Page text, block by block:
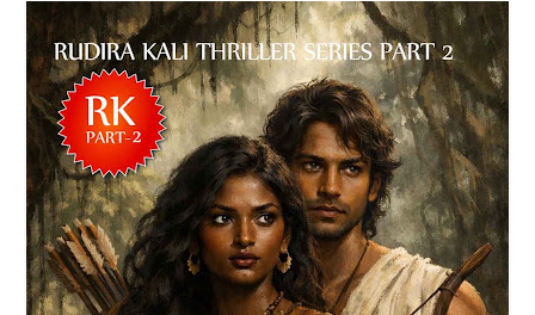
ADD TO CART